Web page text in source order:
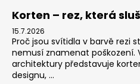
Korten – rez, která
15.7.2026
Proč jsou svítidla v barvě rezi
nemusí znamenat poškození.
architektury představuje
designu, ...